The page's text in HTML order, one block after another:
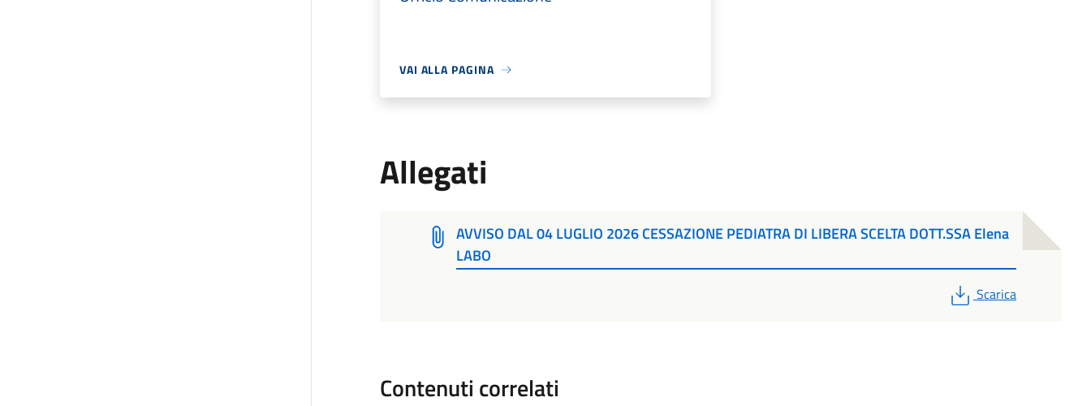
VAI ALLA PAGINA
Allegati
AVVISO DAL 04 LUGLIO 2026 CESSAZIONE PEDIATRA DI LIBERA SCELTA DOTT.SSA Elena
LABO
PDF
Scarica
Contenuti correlati